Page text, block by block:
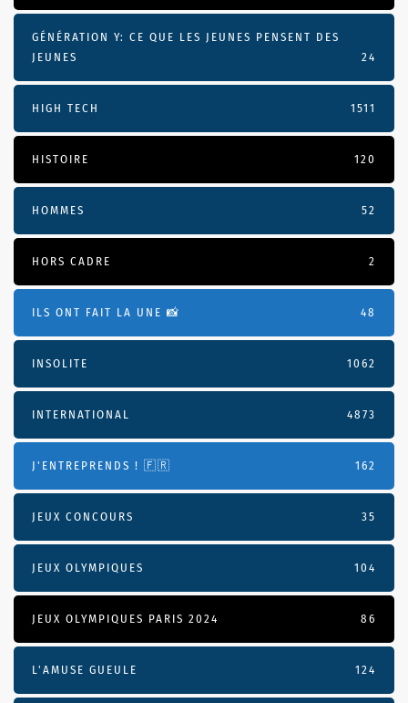
GÉNÉRATION Y: CE QUE LES JEUNES PENSENT DES
JEUNES
24
HIGH TECH 1511
HISTOIRE 120
HOMMES 52
HORS CADRE 2
ILS ONT FAIT LA UNE 📸 48
INSOLITE 1062
INTERNATIONAL 4873
J'ENTREPRENDS ! 🇫🇷 162
JEUX CONCOURS 35
JEUX OLYMPIQUES 104
JEUX OLYMPIQUES PARIS 2024 86
L'AMUSE GUEULE 124